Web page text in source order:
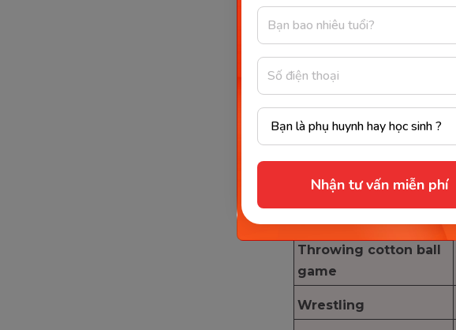
Nhận tư vấn miễn phí
Racing boat
competition
Spinning tops
Stilt walking
Swaying back and
forth game
Throwing cotton ball
game
Wrestling